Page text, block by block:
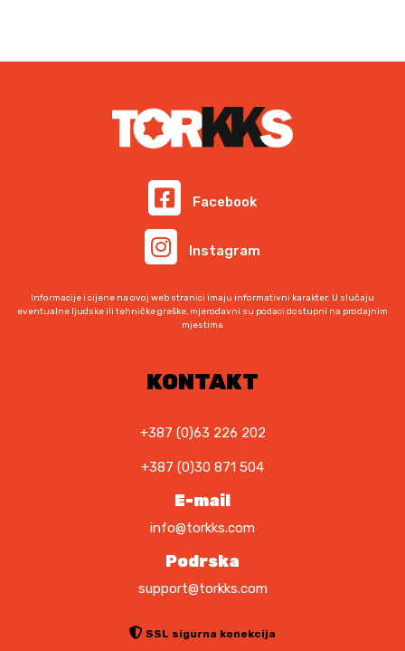
Facebook
Instagram
Informacije i cijene na ovoj web stranici imaju informativni karakter. U slučaju
eventualne ljudske ili tehničke greške, mjerodavni su podaci dostupni na prodajnim
mjestima
KONTAKT
+387 (0)63 226 202
+387 (0)30 871 504
E-mail
info@torkks.com
Podrska
support@torkks.com
SSL sigurna konekcija